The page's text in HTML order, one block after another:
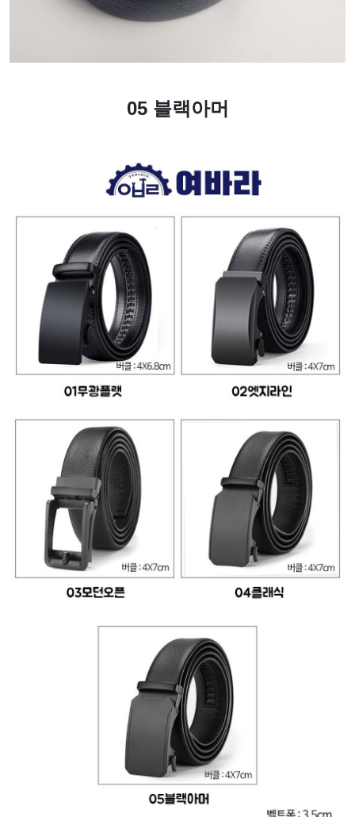
05 블랙아머